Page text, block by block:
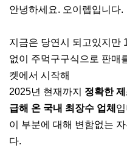
안녕하세요. 오이렙입니다.
지금은 당연시 되고있지만
없이 주먹구구식으로 판매
켓에서 시작해
2025년 현재까지 정확한
급해 온 국내 최장수 업체
이 부분에 대해 변함없는
다.